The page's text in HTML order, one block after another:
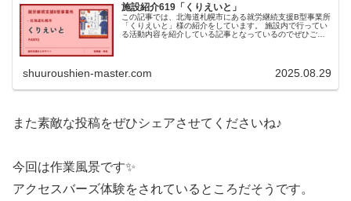
施設紹介619「くりえいと」
この記事では、北海道札幌市にある就労継続支援B型事業所
「くりえいと」様の紹介をしています。 施設内で行ってい
る活動内容を紹介している記事となっているのでぜひご覧
shuuroushien-master.com 2025.08.29
また素敵な投稿をぜひシェアさせてくださいね♪
今回は作業風景です✨
アクセスバーズ体験をされているところだそうです。